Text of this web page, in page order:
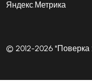
© 2012-2026